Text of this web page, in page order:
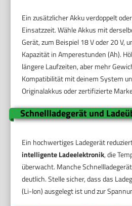
Ein zusätzlicher Akku verdoppelt
Einsatzzeit. Wähle Akkus mit
Gerät, zum Beispiel 18 V oder 20 V,
Kapazität in Amperestunden (Ah).
längere Laufzeiten, aber mehr
Kompatibilität mit deinem System
Originalakkus oder zertifizierte
Schnellladegerät und
Ein hochwertiges Ladegerät
intelligente Ladeelektronik, die
überwacht. Manche
deutlich. Stelle sicher, dass das
(Li-Ion) ausgelegt ist und zur